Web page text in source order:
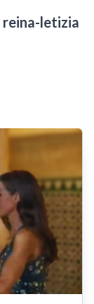
reina-letizia